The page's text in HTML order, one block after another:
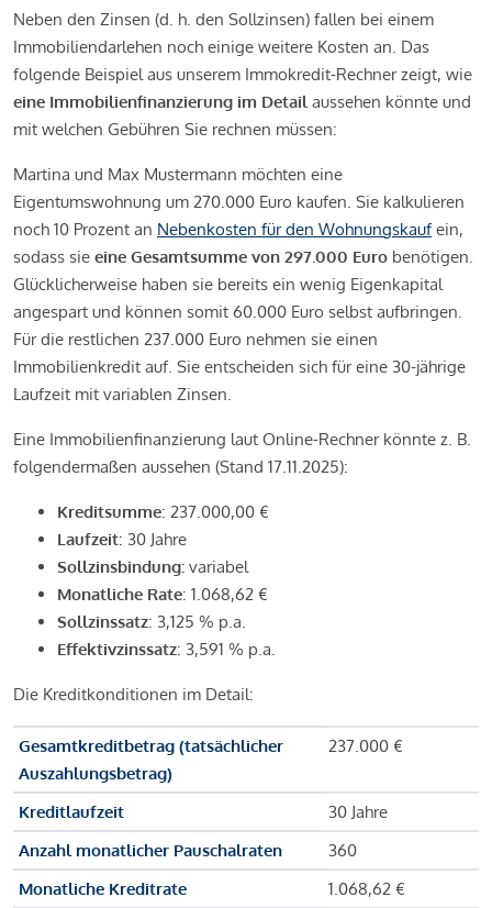
Neben den Zinsen (d. h. den Sollzinsen) fallen bei einem
Immobiliendarlehen noch einige weitere Kosten an. Das
folgende Beispiel aus unserem Immokredit-Rechner zeigt, wie
eine Immobilienfinanzierung im Detail aussehen könnte und
mit welchen Gebühren Sie rechnen müssen:
Martina und Max Mustermann möchten eine
Eigentumswohnung um 270.000 Euro kaufen. Sie kalkulieren
noch 10 Prozent an Nebenkosten für den Wohnungskaufein,
sodass sie eine Gesamtsumme von 297.000 Euro benötigen.
Glücklicherweise haben sie bereits ein wenig Eigenkapital
angespart und können somit 60.000 Euro selbst aufbringen.
Für die restlichen 237.000 Euro nehmen sie einen
Immobilienkredit auf. Sie entscheiden sich für eine 30-jährige
Laufzeit mit variablen Zinsen.
Eine Immobilienfinanzierung laut Online-Rechner könnte z. B.
folgendermaßen aussehen (Stand 17.11.2025):
Kreditsumme: 237.000,00 €
Laufzeit: 30 Jahre
Sollzinsbindung: variabel
Monatliche Rate: 1.068,62 €
Sollzinssatz: 3,125 % p.a.
Effektivzinssatz: 3,591 % p.a.
Die Kreditkonditionen im Detail:
Gesamtkreditbetrag (tatsächlicher
Auszahlungsbetrag)
237.000 €
Kreditlaufzeit
30 Jahre
Anzahl monatlicher Pauschalraten
360
Monatliche Kreditrate
1.068,62 €